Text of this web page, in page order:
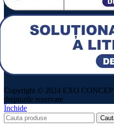
Copyright © 2024 EXO
drepturile rezervate
Închide